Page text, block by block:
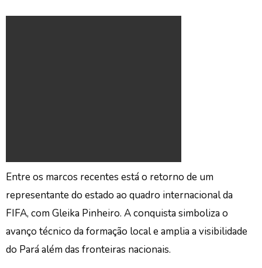
Entre os marcos recentes está o retorno de um
representante do estado ao quadro internacional da
FIFA, com Gleika Pinheiro. A conquista simboliza o
avanço técnico da formação local e amplia a visibilidade
do Pará além das fronteiras nacionais.